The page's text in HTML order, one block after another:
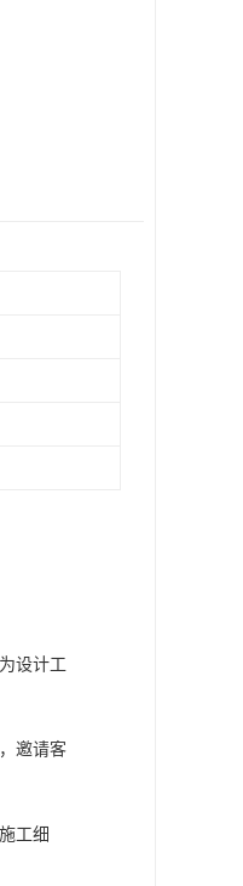
设计工
邀请客
工细